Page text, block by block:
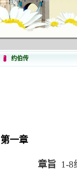
约伯传
第一章
章旨 1-8